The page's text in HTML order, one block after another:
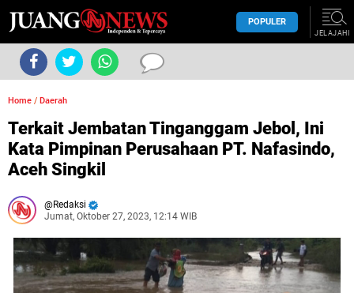
POPULER
JELAJAHI
Home / Daerah
Terkait Jembatan Tinganggam Jebol, Ini
Kata Pimpinan Perusahaan PT. Nafasindo,
Aceh Singkil
Redaksi
Jumat, Oktober 27, 2023, 12:14 WIB